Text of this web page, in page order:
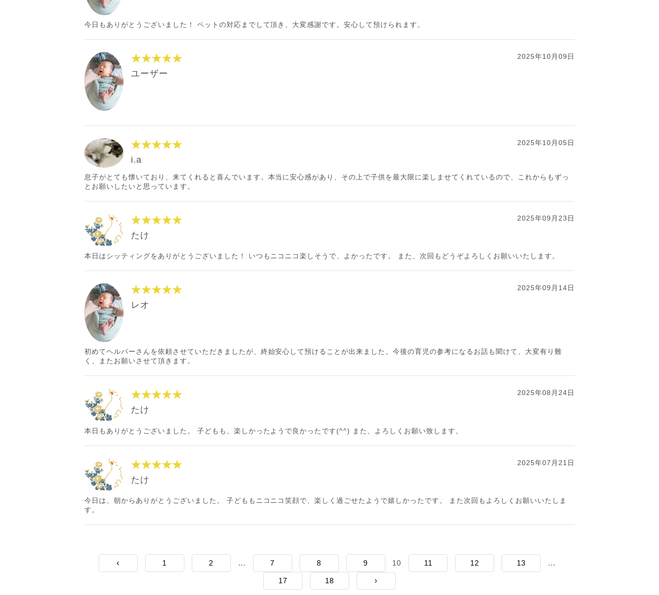
今日もありがとうございました！ ペットの対応までして頂き、大変感謝です。安心して預けられます。
★★★★★ 2025年10月09日
ユーザー
★★★★★ 2025年10月05日
i.a
息子がとても懐いており、来てくれると喜んでいます。本当に安心感があり、その上で子供を最大限に楽しませてくれているので、これからもずっ
とお願いしたいと思っています。
★★★★★ 2025年09月23日
たけ
本日はシッティングをありがとうございました！ いつもニコニコ楽しそうで、よかったです。 また、次回もどうぞよろしくお願いいたします。
★★★★★ 2025年09月14日
レオ
初めてヘルパーさんを依頼させていただきましたが、終始安心して預けることが出来ました。今後の育児の参考になるお話も聞けて、大変有り難
く、またお願いさせて頂きます。
★★★★★ 2025年08月24日
たけ
本日もありがとうございました。 子どもも、楽しかったようで良かったです(^^) また、よろしくお願い致します。
★★★★★ 2025年07月21日
たけ
今日は、朝からありがとうございました。 子どももニコニコ笑顔で、楽しく過ごせたようで嬉しかったです。 また次回もよろしくお願いいたしま
す。
‹ 1 2 ... 7 8 9 10 11 12 13 ...
17 18 ›